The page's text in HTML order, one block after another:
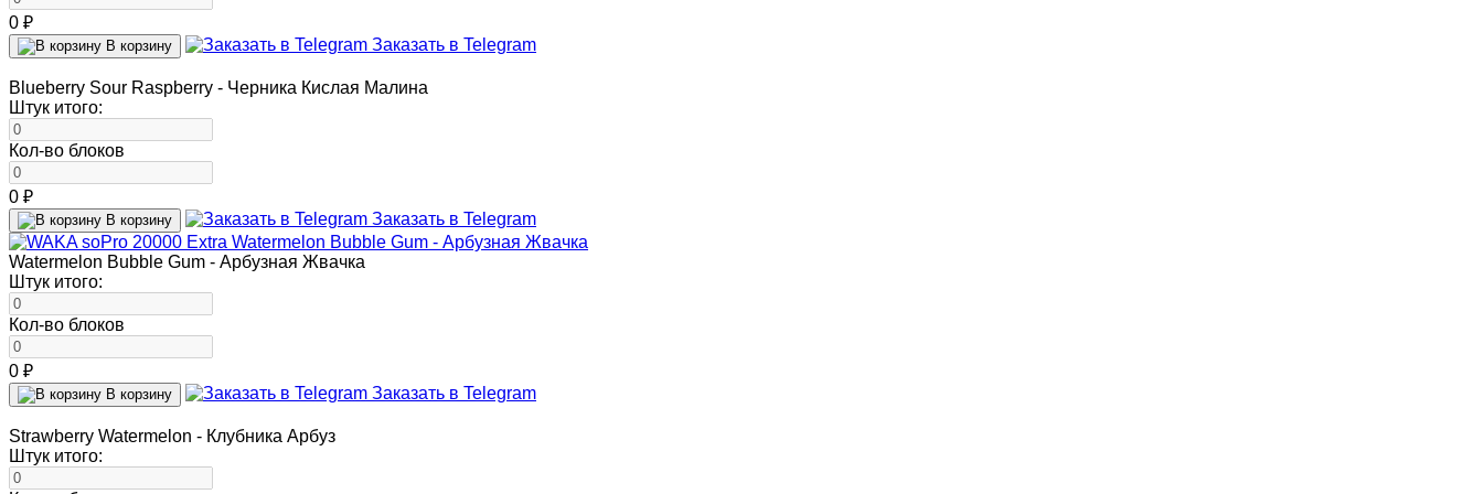
0 ₽
В корзину Заказать в Telegram
Blueberry Sour Raspberry - Черника Кислая Малина
Штук итого:
Кол-во блоков
0 ₽
В корзину Заказать в Telegram
Watermelon Bubble Gum - Арбузная Жвачка
Штук итого:
Кол-во блоков
0 ₽
В корзину Заказать в Telegram
Strawberry Watermelon - Клубника Арбуз
Штук итого: